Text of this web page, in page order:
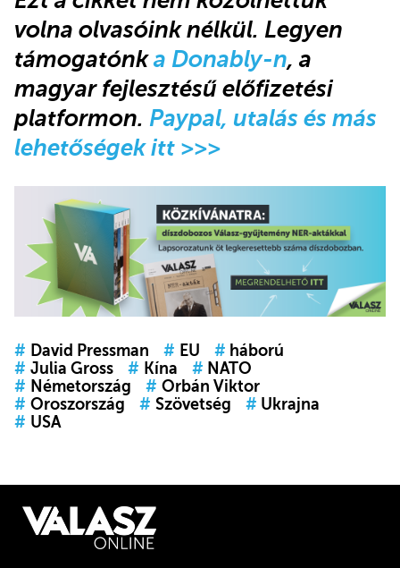
volna olvasóink nélkül. Legyen
támogatónka Donably-n, a
magyar fejlesztésű előfizetési
platformon. Paypal, utalás és más
lehetőségek itt >>>
# David Pressman # EU # háború
# Julia Gross # Kína # NATO
# Németország # Orbán Viktor
# Oroszország # Szövetség # Ukrajna
# USA